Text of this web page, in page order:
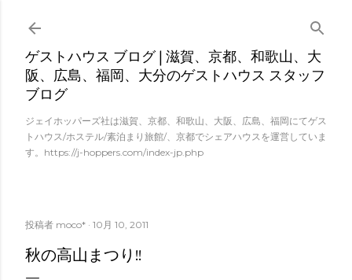
スキップしてメイン コンテンツに移動
ゲストハウス ブログ | 滋賀、京都、和歌山、大
阪、広島、福岡、大分のゲストハウス スタッフ
ブログ
ジェイホッパーズ社は滋賀、京都、和歌山、大阪、広島、福岡にてゲス
トハウス/ホステル/素泊まり旅館/、京都でシェアハウスを運営していま
す。https://j-hoppers.com/index-jp.php
投稿者 moco* 10月 10, 2011
秋の高山まつり!!